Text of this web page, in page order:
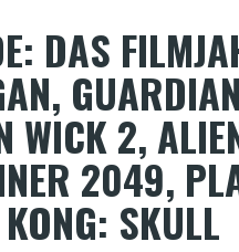
DAS
WICK 2,
2049,
SKULL